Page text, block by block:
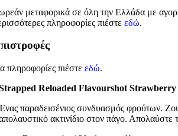
μεταφορικά σε όλη την Ελλάδα με
πληροφορίες πιέστε εδώ.
πληροφορίες πιέστε εδώ.
Reloaded Flavourshot
παραδεισένιος συνδυασμός φρούτων.
ακτινίδιο στον πάγο. Απολαύστε